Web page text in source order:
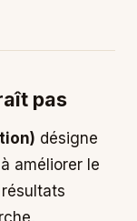
pas
désigne
améliorer le